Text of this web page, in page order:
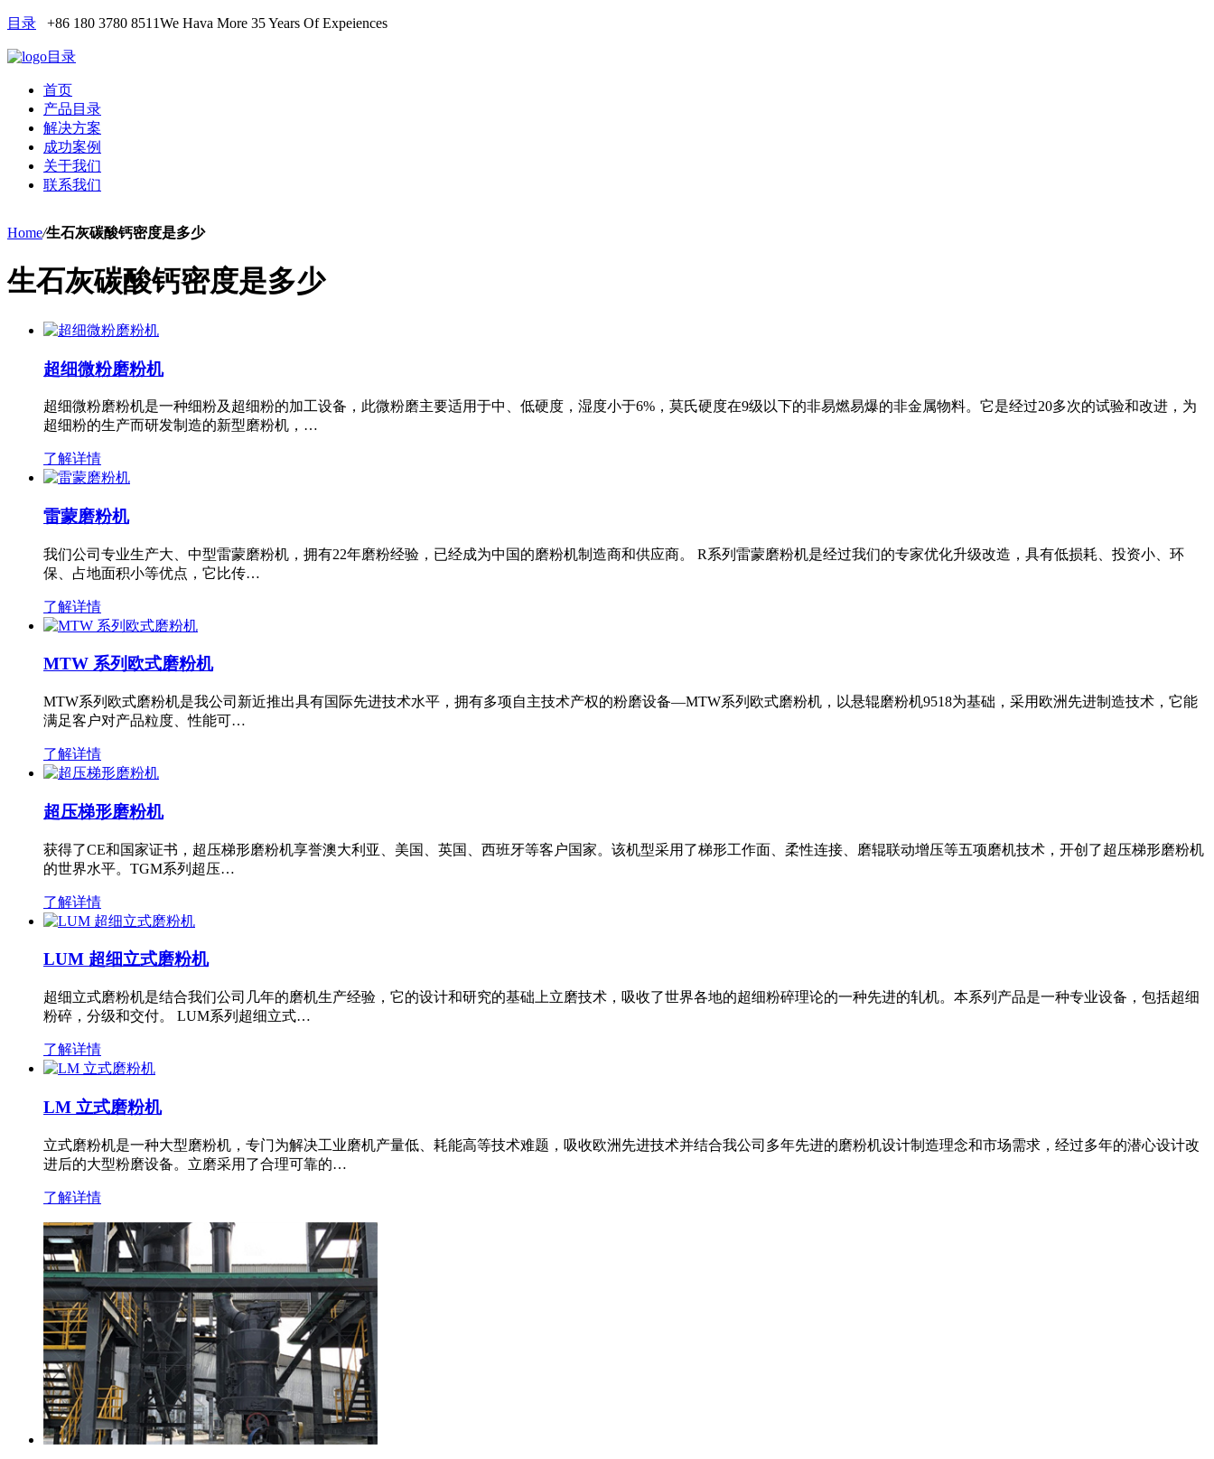
目录 +86 180 3780 8511We Hava More 35 Years Of Expeiences
目录
首页
产品目录
解决方案
成功案例
关于我们
联系我们
Home/生石灰碳酸钙密度是多少
生石灰碳酸钙密度是多少
超细微粉磨粉机
超细微粉磨粉机是一种细粉及超细粉的加工设备，此微粉磨主要适用于中、低硬度，湿度小于6%，莫氏硬度在9级以下的非易燃易爆的非金属物料。它是经过20多次的试验和改进，为
超细粉的生产而研发制造的新型磨粉机，…
了解详情
雷蒙磨粉机
我们公司专业生产大、中型雷蒙磨粉机，拥有22年磨粉经验，已经成为中国的磨粉机制造商和供应商。 R系列雷蒙磨粉机是经过我们的专家优化升级改造，具有低损耗、投资小、环
保、占地面积小等优点，它比传…
了解详情
MTW 系列欧式磨粉机
MTW系列欧式磨粉机是我公司新近推出具有国际先进技术水平，拥有多项自主技术产权的粉磨设备—MTW系列欧式磨粉机，以悬辊磨粉机9518为基础，采用欧洲先进制造技术，它能
满足客户对产品粒度、性能可…
了解详情
超压梯形磨粉机
获得了CE和国家证书，超压梯形磨粉机享誉澳大利亚、美国、英国、西班牙等客户国家。该机型采用了梯形工作面、柔性连接、磨辊联动增压等五项磨机技术，开创了超压梯形磨粉机
的世界水平。TGM系列超压…
了解详情
LUM 超细立式磨粉机
超细立式磨粉机是结合我们公司几年的磨机生产经验，它的设计和研究的基础上立磨技术，吸收了世界各地的超细粉碎理论的一种先进的轧机。本系列产品是一种专业设备，包括超细
粉碎，分级和交付。 LUM系列超细立式…
了解详情
LM 立式磨粉机
立式磨粉机是一种大型磨粉机，专门为解决工业磨机产量低、耗能高等技术难题，吸收欧洲先进技术并结合我公司多年先进的磨粉机设计制造理念和市场需求，经过多年的潜心设计改
进后的大型粉磨设备。立磨采用了合理可靠的…
了解详情